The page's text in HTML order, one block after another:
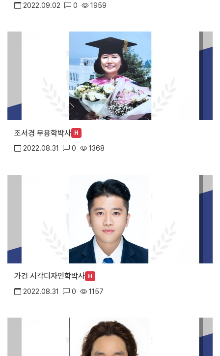
2022.09.02 0 1959
조서경 무용학박사 H
2022.08.31 0 1368
가건 시각디자인학박사 H
2022.08.31 0 1157